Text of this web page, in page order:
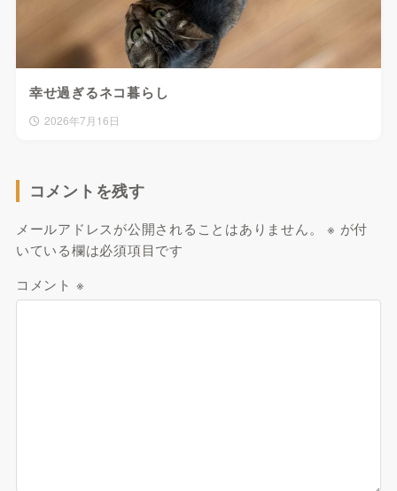
幸せ過ぎるネコ暮らし
2026年7月16日
コメントを残す
メールアドレスが公開されることはありません。 ※ が付
いている欄は必須項目です
コメント ※